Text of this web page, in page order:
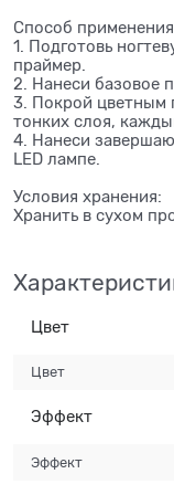
Способ
1. Подготовь
праймер.
2. Нанеси базовое
3. Покрой цветным
тонких слоя,
4. Нанеси
LED лампе.
Условия хранения:
Хранить в сухом
Цвет
Цвет
Эффект
Эффект